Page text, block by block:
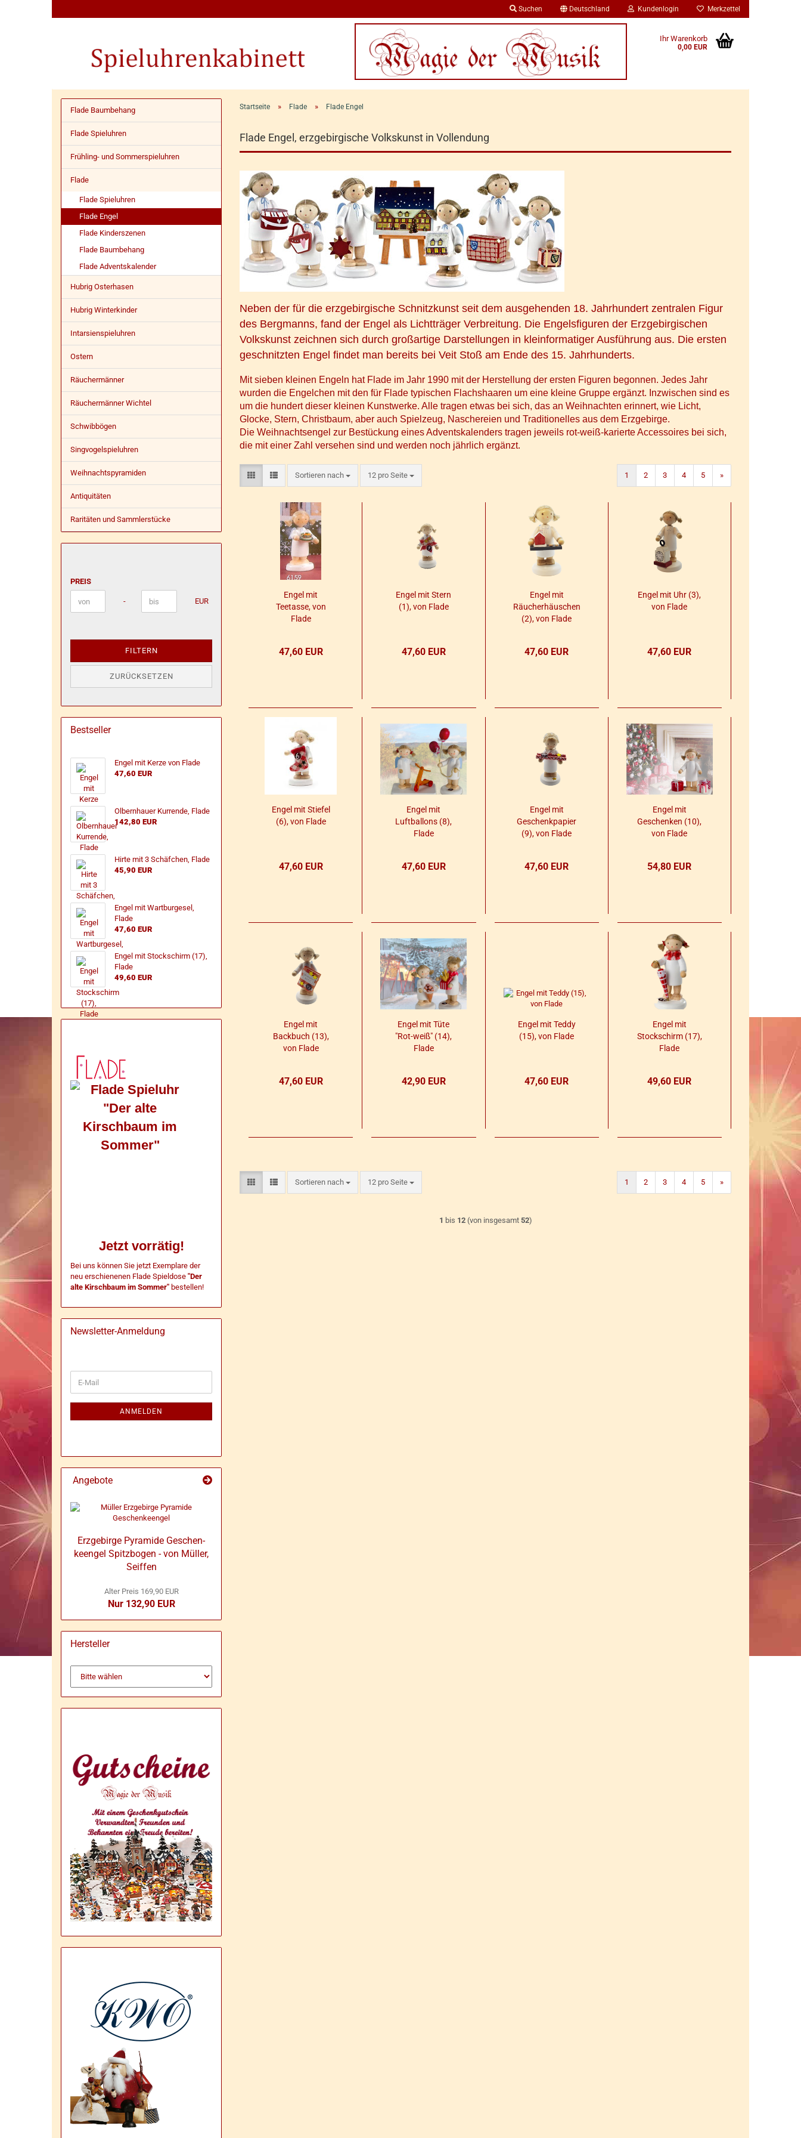
Suchen Deutschland Kundenlogin Merkzettel
Ihr Warenkorb
0,00 EUR
Startseite » Flade » Flade Engel
Flade Engel, erzgebirgische Volkskunst in Vollendung
Neben der für die erzgebirgische Schnitzkunst seit dem ausgehenden 18. Jahrhundert zentralen Figur
des Bergmanns, fand der Engel als Lichtträger Verbreitung. Die Engelsfiguren der Erzgebirgischen
Volkskunst zeichnen sich durch großartige Darstellungen in kleinformatiger Ausführung aus. Die ersten
geschnitzten Engel findet man bereits bei Veit Stoß am Ende des 15. Jahrhunderts.
Mit sieben kleinen Engeln hat Flade im Jahr 1990 mit der Herstellung der ersten Figuren begonnen. Jedes Jahr
wurden die Engelchen mit den für Flade typischen Flachshaaren um eine kleine Gruppe ergänzt. Inzwischen sind es
um die hundert dieser kleinen Kunstwerke. Alle tragen etwas bei sich, das an Weihnachten erinnert, wie Licht,
Glocke, Stern, Christbaum, aber auch Spielzeug, Naschereien und Traditionelles aus dem Erzgebirge.
Die Weihnachtsengel zur Bestückung eines Adventskalenders tragen jeweils rot-weiß-karierte Accessoires bei sich,
die mit einer Zahl versehen sind und werden noch jährlich ergänzt.
Sortieren nach
Sortieren nach 12 pro Seite
pro Seite 1 2 3 4 5 »
Engel mit
Tee­tas­se, von
Flade
47,60 EUR
Engel mit Stern
(1), von Flade
47,60 EUR
Engel mit
Räu­cher­häus­chen
(2), von Flade
47,60 EUR
Engel mit Uhr (3),
von Flade
47,60 EUR
Engel mit Stie­fel
(6), von Flade
47,60 EUR
Engel mit
Luft­bal­lons (8),
Flade
47,60 EUR
Engel mit
Ge­schenk­pa­pier
(9), von Flade
47,60 EUR
Engel mit
Ge­schen­ken (10),
von Flade
54,80 EUR
Engel mit
Back­buch (13),
von Flade
47,60 EUR
Engel mit Tüte
"Rot-​weiß" (14),
Flade
42,90 EUR
Engel mit Teddy
(15), von Flade
47,60 EUR
Engel mit
Stock­schirm (17),
Flade
49,60 EUR
Sortieren nach
Sortieren nach 12 pro Seite
pro Seite 1 2 3 4 5 »
1 bis 12(von insgesamt 52)
Flade Baumbehang
Flade Spieluhren
Frühling- und Sommerspieluhren
Flade
Flade Spieluhren
Flade Engel
Flade Kinderszenen
Flade Baumbehang
Flade Adventskalender
Hubrig Osterhasen
Hubrig Winterkinder
Intarsienspieluhren
Ostern
Räuchermänner
Räuchermänner Wichtel
Schwibbögen
Singvogelspieluhren
Weihnachtspyramiden
Antiquitäten
Raritäten und Sammlerstücke
PREIS
Preis bis - EUR
FILTERN
ZURÜCKSETZEN
Bestseller
Engel mit Kerze von Flade
47,60 EUR
Ol­bern­hau­er Kur­ren­de, Flade
142,80 EUR
Hirte mit 3 Schäf­chen, Flade
45,90 EUR
Engel mit Wart­burg­esel,
Flade
47,60 EUR
Engel mit Stock­schirm (17),
Flade
49,60 EUR
Jetzt vorrätig!
Bei uns können Sie jetzt Exemplare der
neu erschienenen Flade Spieldose "Der
alte Kirschbaum im Sommer" bestellen!
Newsletter-Anmeldung
ZUR
E-
Mail
ANMELDEN
Angebote
Erz­ge­bir­ge Py­ra­mi­de Ge­schen­
keen­gel Spitz­bo­gen - von Mül­ler,
Seif­fen
Alter Preis 169,90 EUR
Nur 132,90 EUR
Hersteller